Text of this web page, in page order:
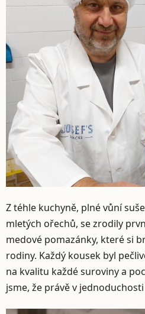
Z téhle kuchyně, plné vůní
mletých ořechů, se zrodily
medové pomazánky, které si
rodiny. Každý kousek byl
na kvalitu každé suroviny a
jsme, že právě v